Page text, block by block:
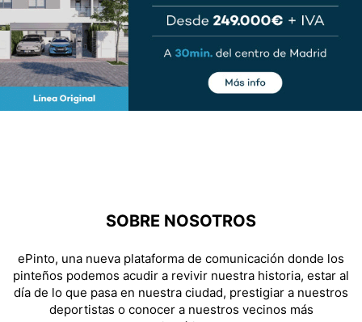
SOBRE NOSOTROS
ePinto, una nueva plataforma de comunicación donde los
pinteños podemos acudir a revivir nuestra historia, estar al
día de lo que pasa en nuestra ciudad, prestigiar a nuestros
deportistas o conocer a nuestros vecinos más